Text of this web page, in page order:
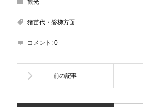
観光
猪苗代・磐梯方面
コメント: 0